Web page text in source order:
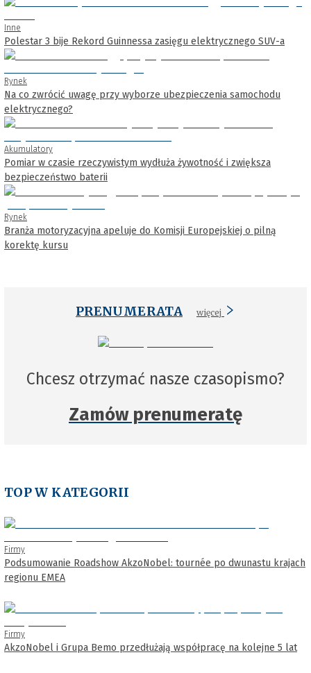
Inne
Polestar 3 bije Rekord Guinnessa zasięgu elektrycznego SUV-a
Rynek
Na co zwrócić uwagę przy wyborze ubezpieczenia samochodu
elektrycznego?
Akumulatory
Pomiar w czasie rzeczywistym wydłuża żywotność i zwiększa
bezpieczeństwo baterii
Rynek
Branża motoryzacyjna apeluje do Komisji Europejskiej o pilną
korektę kursu
PRENUMERATA więcej
Chcesz otrzymać nasze czasopismo?
Zamów prenumeratę
TOP W KATEGORII
Firmy
Podsumowanie Roadshow AkzoNobel: tournée po dwunastu krajach
regionu EMEA
Firmy
AkzoNobel i Grupa Bemo przedłużają współpracę na kolejne 5 lat